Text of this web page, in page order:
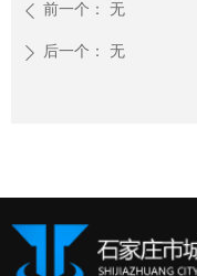
ꄴ 前一个： 无
ꄲ 后一个： 无